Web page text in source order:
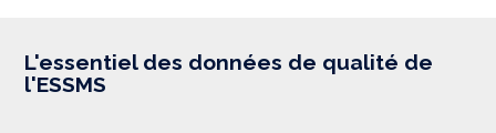
s
i
L'essentiel des données de qualité de
l'ESSMS